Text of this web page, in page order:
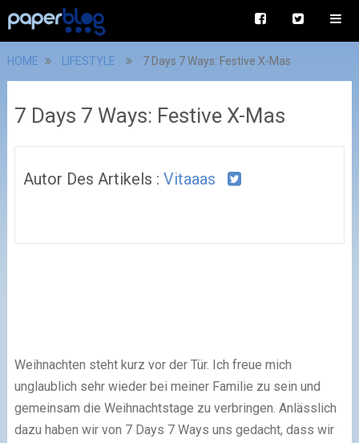
HOME LIFESTYLE 7 Days 7 Ways: Festive X-Mas
7 Days 7 Ways: Festive X-Mas
Autor Des Artikels : Vitaaas
Weihnachten steht kurz vor der Tür. Ich freue mich
unglaublich sehr wieder bei meiner Familie zu sein und
gemeinsam die Weihnachtstage zu verbringen. Anlässlich
dazu haben wir von 7 Days 7 Ways uns gedacht, dass wir